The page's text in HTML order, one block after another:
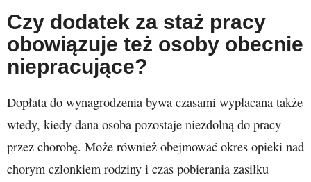
Czy dodatek za staż pracy
obowiązuje też osoby obecnie
niepracujące?
Dopłata do wynagrodzenia bywa czasami wypłacana także
wtedy, kiedy dana osoba pozostaje niezdolną do pracy
przez chorobę. Może również obejmować okres opieki nad
chorym członkiem rodziny i czas pobierania zasiłku